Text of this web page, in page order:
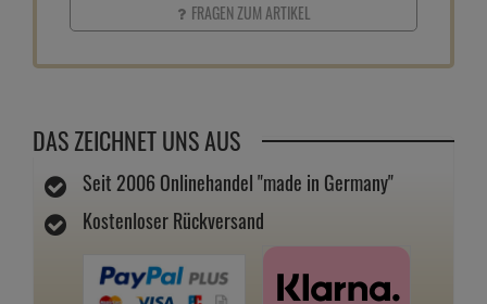
FRAGEN ZUM ARTIKEL
DAS ZEICHNET UNS AUS
Seit 2006 Onlinehandel "made in Germany"
Kostenloser Rückversand